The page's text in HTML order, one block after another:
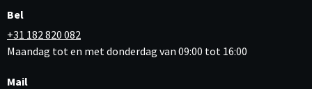
Bel
+31 182 820 082
Maandag tot en met donderdag van 09:00 tot 16:00
Mail